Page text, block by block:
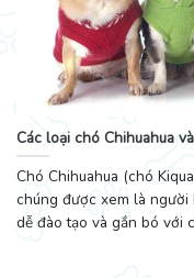
Các loại chó Chihuahua
Chó Chihuahua (chó
chúng được xem là
dễ đào tạo và gắn bó với